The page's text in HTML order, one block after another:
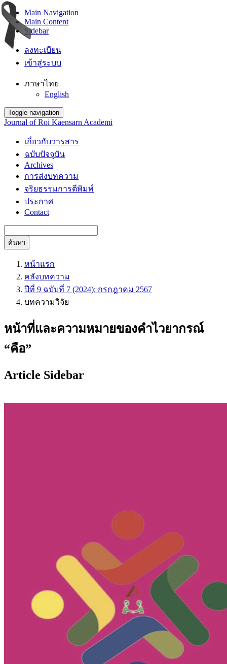
Main Navigation
Main Content
Sidebar
ลงทะเบียน
เข้าสู่ระบบ
ภาษาไทย
English
Toggle navigation
Journal of Roi Kaensarn Academi
เกี่ยวกับวารสาร
ฉบับปัจจุบัน
Archives
การส่งบทความ
จริยธรรมการตีพิมพ์
ประกาศ
Contact
ค้นหา
หน้าแรก
คลังบทความ
ปีที่ 9 ฉบับที่ 7 (2024): กรกฎาคม 2567
บทความวิจัย
หน้าที่และความหมายของคำไวยากรณ์
“คือ”
Article Sidebar